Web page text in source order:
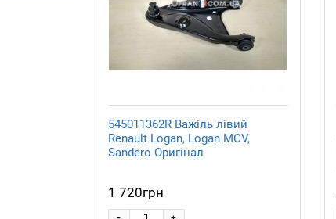
545011362R Важіль лівий
Renault Logan, Logan MCV,
Sandero Оригінал
1 720грн